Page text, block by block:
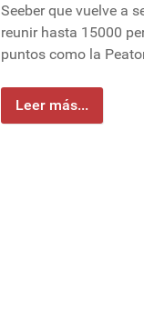
Seeber que vuelve a
reunir hasta 15000
puntos como la
Leer más...